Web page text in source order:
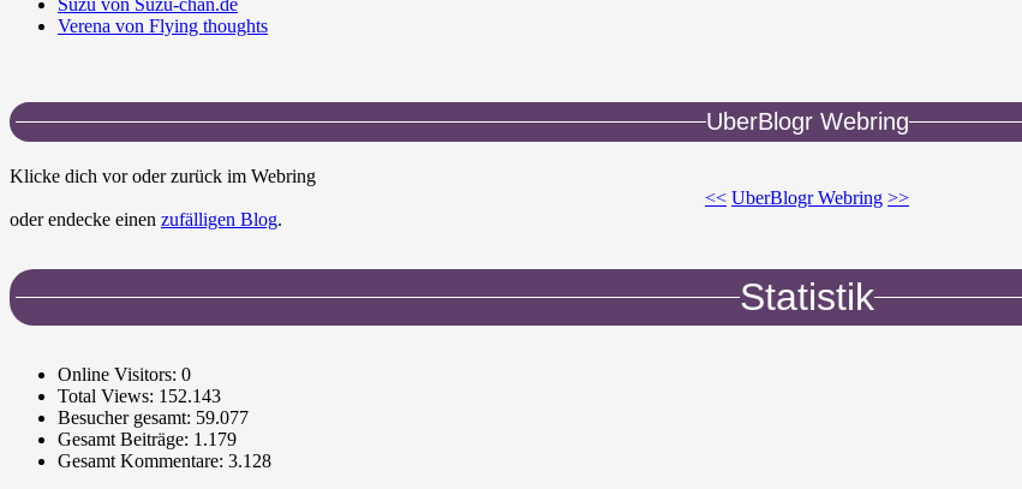
Suzu von Suzu-chan.de
Verena von Flying thoughts
UberBlogr Webring
Klicke dich vor oder zurück im Webring
<< UberBlogr Webring >>
oder endecke einen zufälligen Blog.
Statistik
Online Visitors: 0
Total Views: 152.143
Besucher gesamt: 59.077
Gesamt Beiträge: 1.179
Gesamt Kommentare: 3.128